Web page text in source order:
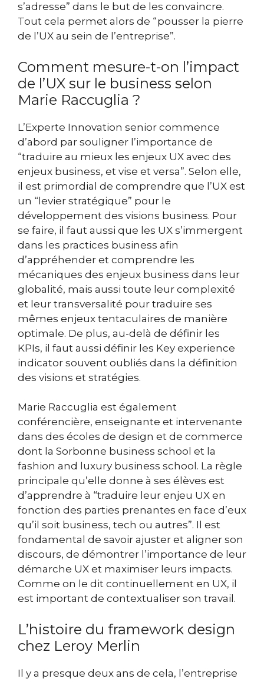
s’adresse” dans le but de les convaincre.
Tout cela permet alors de “pousser la pierre
de l’UX au sein de l’entreprise”.
Comment mesure-t-on l’impact
de l’UX sur le business selon
Marie Raccuglia ?
L’Experte Innovation senior commence
d’abord par souligner l’importance de
“traduire au mieux les enjeux UX avec des
enjeux business, et vise et versa”. Selon elle,
il est primordial de comprendre que l’UX est
un “levier stratégique” pour le
développement des visions business. Pour
se faire, il faut aussi que les UX s’immergent
dans les practices business afin
d’appréhender et comprendre les
mécaniques des enjeux business dans leur
globalité, mais aussi toute leur complexité
et leur transversalité pour traduire ses
mêmes enjeux tentaculaires de manière
optimale. De plus, au-delà de définir les
KPIs, il faut aussi définir les Key experience
indicator souvent oubliés dans la définition
des visions et stratégies.
Marie Raccuglia est également
conférencière, enseignante et intervenante
dans des écoles de design et de commerce
dont la Sorbonne business school et la
fashion and luxury business school. La règle
principale qu’elle donne à ses élèves est
d’apprendre à “traduire leur enjeu UX en
fonction des parties prenantes en face d’eux
qu’il soit business, tech ou autres”. Il est
fondamental de savoir ajuster et aligner son
discours, de démontrer l’importance de leur
démarche UX et maximiser leurs impacts.
Comme on le dit continuellement en UX, il
est important de contextualiser son travail.
L’histoire du framework design
chez Leroy Merlin
Il y a presque deux ans de cela, l’entreprise